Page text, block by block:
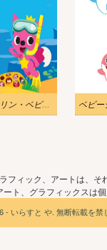
海底のブルックリン・ベビーシャークとピンクフォンのイラスト ベビー
フィック、アートは、
ト、グラフィックスは
- いらすと や. 無断転載を禁